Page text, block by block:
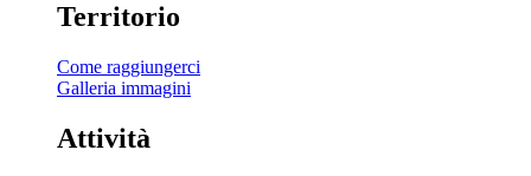
Territorio
Come raggiungerci
Galleria immagini
Attività